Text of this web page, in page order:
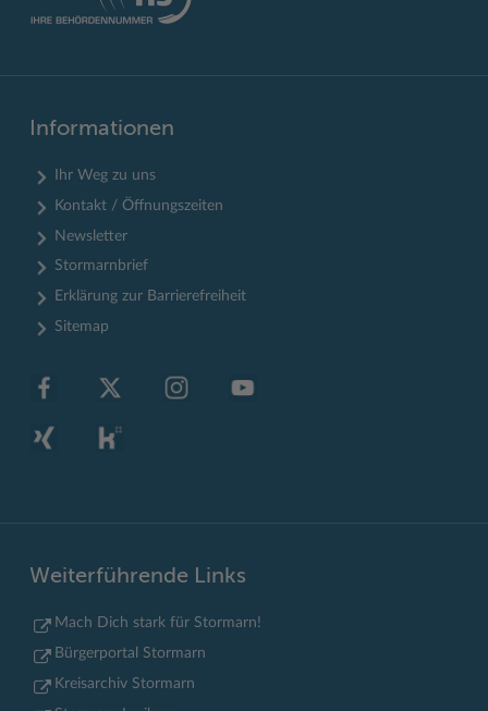
Informationen
Ihr Weg zu uns
Kontakt / Öffnungszeiten
Newsletter
Stormarnbrief
Erklärung zur Barrierefreiheit
Sitemap
Weiterführende Links
Mach Dich stark für Stormarn!
Bürgerportal Stormarn
Kreisarchiv Stormarn